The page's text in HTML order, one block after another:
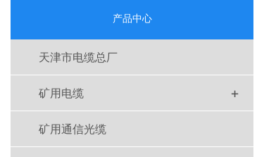
产品中心
天津市电缆总厂
矿用电缆 +
矿用通信光缆